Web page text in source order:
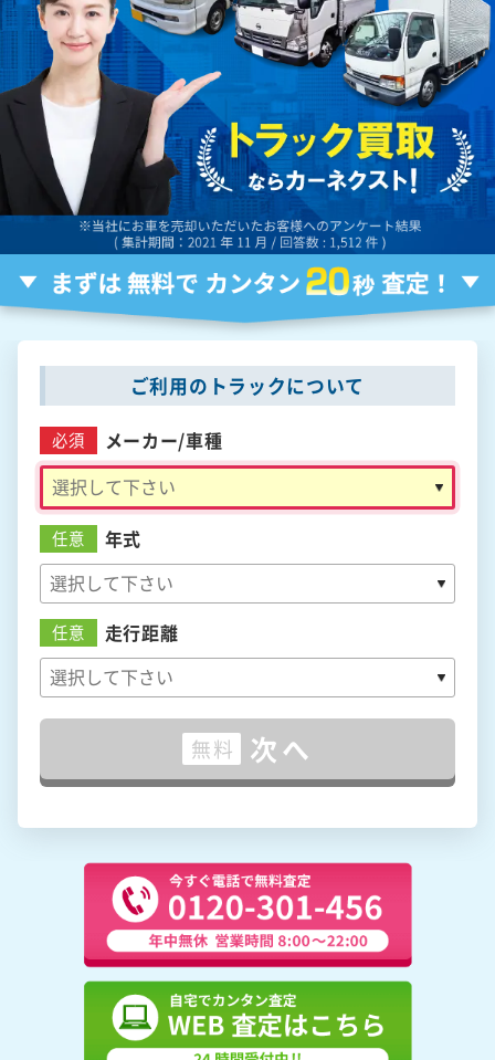
ご利用のトラックについて
必須 メーカー/車種
任意 年式
任意 走行距離
無料 次へ